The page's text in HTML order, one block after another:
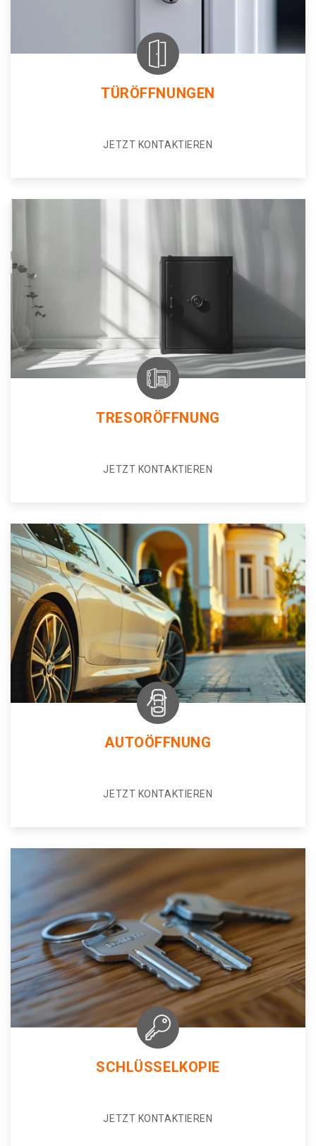
TÜRÖFFNUNGEN
JETZT KONTAKTIEREN
TRESORÖFFNUNG
JETZT KONTAKTIEREN
AUTOÖFFNUNG
JETZT KONTAKTIEREN
SCHLÜSSELKOPIE
JETZT KONTAKTIEREN